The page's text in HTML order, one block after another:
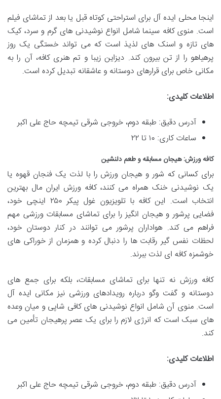
اینجا محلی ایده آل برای استراحتی کوتاه قبل یا بعد از تماشای فیلم
است. منوی کافه سینما شامل انواع نوشیدنی های گرم و سرد، کیک
های تازه و اسنک های لذیذ است که می تواند خستگی یک روز
پرهیاهو را از تن بیرون کند. دیزاین زیبا و تم هنری کافه، آن را به
مکانی خاص برای قرارهای دوستانه و عاشقانه تبدیل کرده است.
اطلاعات کلیدی:
آدرس دقیق: طبقه دوم، خروجی شرقی تیمچه حاج علی اکبر
ساعات کاری: ۱۰ تا ۲۲
کافه ورزش: هیجان مسابقه و طعم دلنشین
برای کسانی که شور و هیجان ورزش را با لذت یک فنجان قهوه یا
یک نوشیدنی خنک همراه می کنند، کافه ورزش ایران مال بهترین
انتخاب است. این کافه با تلویزیون غول پیکر ۲۵۰ اینچی خود،
فضایی پرشور و هیجان انگیز را برای تماشای مسابقات ورزشی مهم
فراهم می کند. هواداران پرشور می توانند در کنار دوستان خود،
لحظات نفس گیر رقابت ها را دنبال کرده و همزمان از خوراکی های
خوشمزه کافه ای لذت ببرند.
کافه ورزش نه تنها برای تماشای مسابقات، بلکه برای جمع های
دوستانه و گفت وگو درباره رویدادهای ورزشی نیز مکانی ایده آل
است. منوی آن شامل انواع نوشیدنی های کافی شاپی و میان وعده
های سبک است که انرژی لازم را برای یک عصر پرهیجان تأمین می
کند.
اطلاعات کلیدی:
آدرس دقیق: طبقه دوم، خروجی شرقی تیمچه حاج علی اکبر